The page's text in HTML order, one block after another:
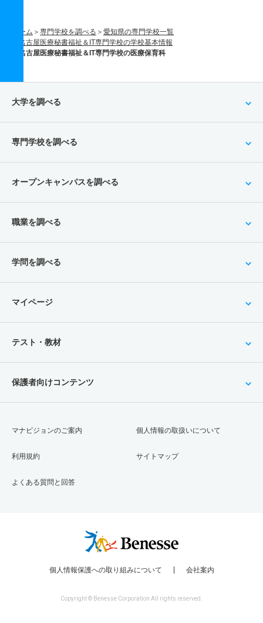
ホーム 専門学校を調べる
愛知県の専門学校一覧
名古屋医療秘書福祉＆IT専門学校の学校基本情報
名古屋医療秘書福祉＆IT専門学校の医療保育科
大学を調べる
専門学校を調べる
オープンキャンパスを調べる
職業を調べる
学問を調べる
マイページ
テスト・教材
保護者向けコンテンツ
マナビジョンのご案内
利用規約
よくある質問と回答
個人情報の取扱いについて
サイトマップ
個人情報保護への取り組みについて 会社案内
Copyright © Benesse Corporation All rights reserved.